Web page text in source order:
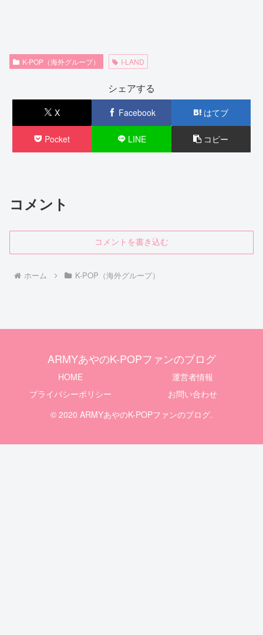
K-POP（海外グループ） I-LAND
シェアする
X Facebook はてブ
Pocket LINE コピー
コメント
コメントを書き込む
ホーム K-POP（海外グループ）
ARMYあやのK-POPファンのブログ
HOME
運営者情報
プライバシーポリシー
お問い合わせ
© 2020 ARMYあやのK-POPファンのブログ.